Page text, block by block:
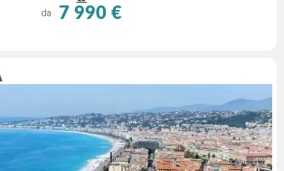
da 7 990 €